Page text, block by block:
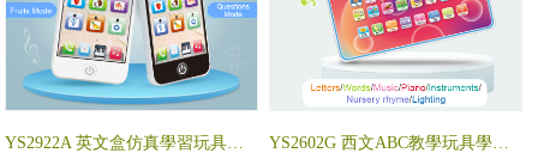
YS2602G 西文ABC教學玩具學習機